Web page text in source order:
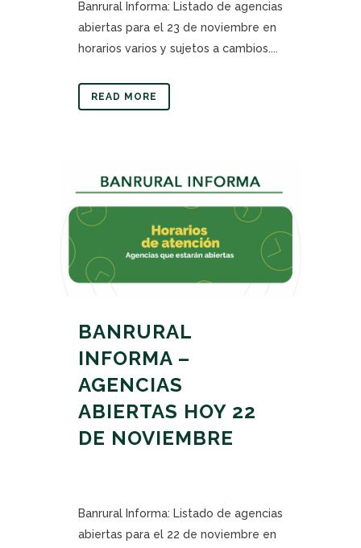
Banrural Informa: Listado de agencias
abiertas para el 23 de noviembre en
horarios varios y sujetos a cambios....
READ MORE
BANRURAL
INFORMA –
AGENCIAS
ABIERTAS HOY 22
DE NOVIEMBRE
Banrural Informa: Listado de agencias
abiertas para el 22 de noviembre en